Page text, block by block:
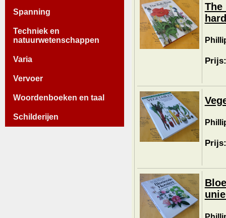
Spanning
Techniek en
natuurwetenschappen
Varia
Vervoer
Woordenboeken en taal
Schilderijen
The